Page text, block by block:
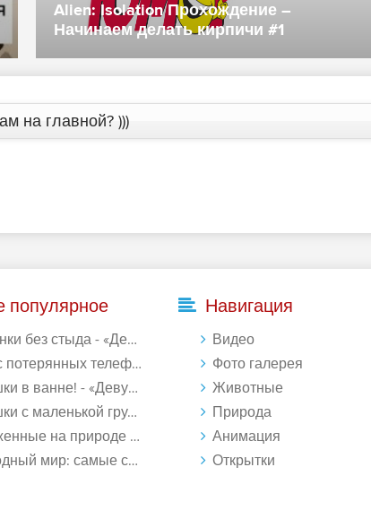
Alien: Isolation Прохождение –
Начинаем делать кирпичи #1
на главной? )))
популярное
без стыда - «Девушки»
телефонов - «Девушки»
в ванне! - «Девушки»
грудью - «Девушки»
на природе - «Девушки»
самые странные обитатели океана (18 фото)
Навигация
Видео
Фото галерея
Животные
Природа
Анимация
Открытки